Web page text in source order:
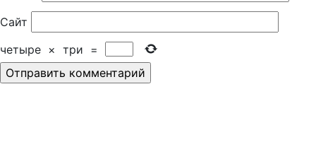
Сайт
четыре × три =